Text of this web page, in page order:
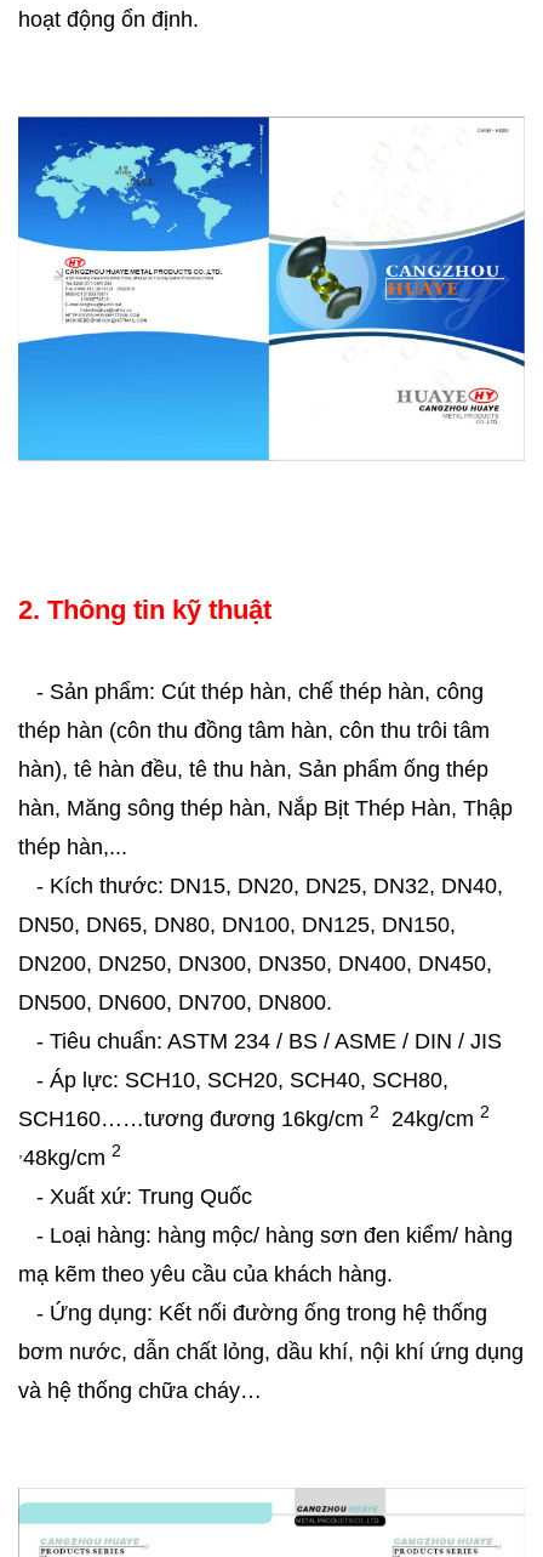
hoạt động ổn định.
2. Thông tin kỹ thuật
- Sản phẩm: Cút thép hàn, chế thép hàn, công
thép hàn (côn thu đồng tâm hàn, côn thu trôi tâm
hàn), tê hàn đều, tê thu hàn, Sản phẩm ống thép
hàn, Măng sông thép hàn, Nắp Bịt Thép Hàn, Thập
thép hàn,...
- Kích thước: DN15, DN20, DN25, DN32, DN40,
DN50, DN65, DN80, DN100, DN125, DN150,
DN200, DN250, DN300, DN350, DN400, DN450,
DN500, DN600, DN700, DN800.
- Tiêu chuẩn: ASTM 234 / BS / ASME / DIN / JIS
- Áp lực: SCH10, SCH20, SCH40, SCH80,
SCH160……tương đương 16kg/cm 2 24kg/cm 2
,48kg/cm 2
- Xuất xứ: Trung Quốc
- Loại hàng: hàng mộc/ hàng sơn đen kiểm/ hàng
mạ kẽm theo yêu cầu của khách hàng.
- Ứng dụng: Kết nối đường ống trong hệ thống
bơm nước, dẫn chất lỏng, dầu khí, nội khí ứng dụng
và hệ thống chữa cháy…